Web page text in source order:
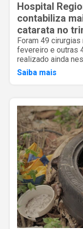
Hospital
contabiliza
catarata no
Foram 49
fevereiro e outras
realizado ainda
Saiba mais